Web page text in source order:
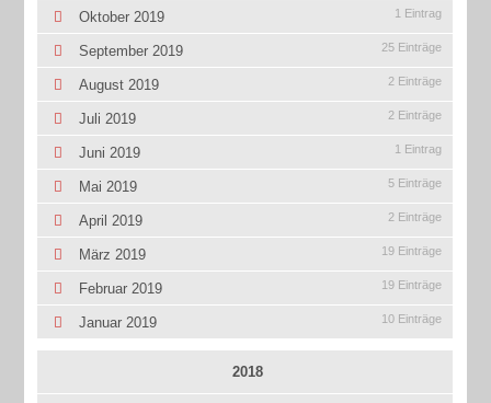
Oktober 2019 1 Eintrag
September 2019 25 Einträge
August 2019 2 Einträge
Juli 2019 2 Einträge
Juni 2019 1 Eintrag
Mai 2019 5 Einträge
April 2019 2 Einträge
März 2019 19 Einträge
Februar 2019 19 Einträge
Januar 2019 10 Einträge
2018